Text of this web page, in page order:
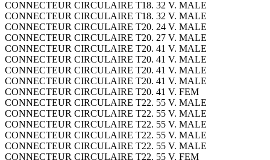
CONNECTEUR CIRCULAIRE T18. 32 V. MALE
CONNECTEUR CIRCULAIRE T18. 32 V. MALE
CONNECTEUR CIRCULAIRE T20. 24 V. MALE
CONNECTEUR CIRCULAIRE T20. 27 V. MALE
CONNECTEUR CIRCULAIRE T20. 41 V. MALE
CONNECTEUR CIRCULAIRE T20. 41 V. MALE
CONNECTEUR CIRCULAIRE T20. 41 V. MALE
CONNECTEUR CIRCULAIRE T20. 41 V. MALE
CONNECTEUR CIRCULAIRE T20. 41 V. FEM
CONNECTEUR CIRCULAIRE T22. 55 V. MALE
CONNECTEUR CIRCULAIRE T22. 55 V. MALE
CONNECTEUR CIRCULAIRE T22. 55 V. MALE
CONNECTEUR CIRCULAIRE T22. 55 V. MALE
CONNECTEUR CIRCULAIRE T22. 55 V. MALE
CONNECTEUR CIRCULAIRE T22. 55 V. FEM